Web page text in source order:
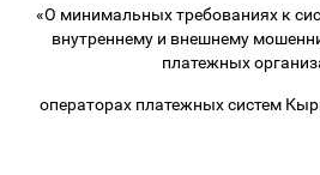
«О минимальных требованиях к
внутреннему и внешнему
платежных
операторах платежных систем